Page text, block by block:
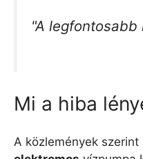
"A
Mi a hiba
A közlemények